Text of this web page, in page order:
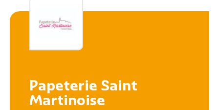
Papeterie Saint
Martinoise